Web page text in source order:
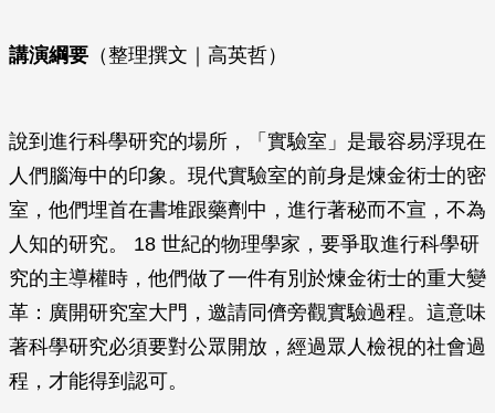
講演綱要 （整理撰文｜高英哲）
說到進行科學研究的場所，「實驗室」是最容易浮現在
人們腦海中的印象。現代實驗室的前身是煉金術士的密
室，他們埋首在書堆跟藥劑中，進行著秘而不宣，不為
人知的研究。 18 世紀的物理學家，要爭取進行科學研
究的主導權時，他們做了一件有別於煉金術士的重大變
革：廣開研究室大門，邀請同儕旁觀實驗過程。這意味
著科學研究必須要對公眾開放，經過眾人檢視的社會過
程，才能得到認可。